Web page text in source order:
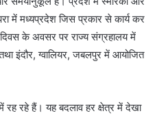
में मध्यप्रदेश जिस प्रकार से कार्य कर
के अवसर पर राज्य संग्रहालय में
इंदौर, ग्वालियर, जबलपुर में आयोजित
रह रहे हैं। यह बदलाव हर क्षेत्र में देखा